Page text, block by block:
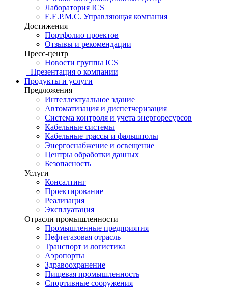
Лаборатория ICS
E.E.P.M.C. Управляющая компания
Достижения
Портфолио проектов
Отзывы и рекомендации
Пресс-центр
Новости группы ICS
Презентация о компании
Продукты и услуги
Предложения
Интеллектуальное здание
Автоматизация и диспетчеризация
Система контроля и учета энергоресурсов
Кабельные системы
Кабельные трассы и фальшполы
Энергоснабжение и освещение
Центры обработки данных
Безопасность
Услуги
Консалтинг
Проектирование
Реализация
Эксплуатация
Отрасли промышленности
Промышленные предприятия
Нефтегазовая отрасль
Транспорт и логистика
Аэропорты
Здравоохранение
Пищевая промышленность
Спортивные сооружения